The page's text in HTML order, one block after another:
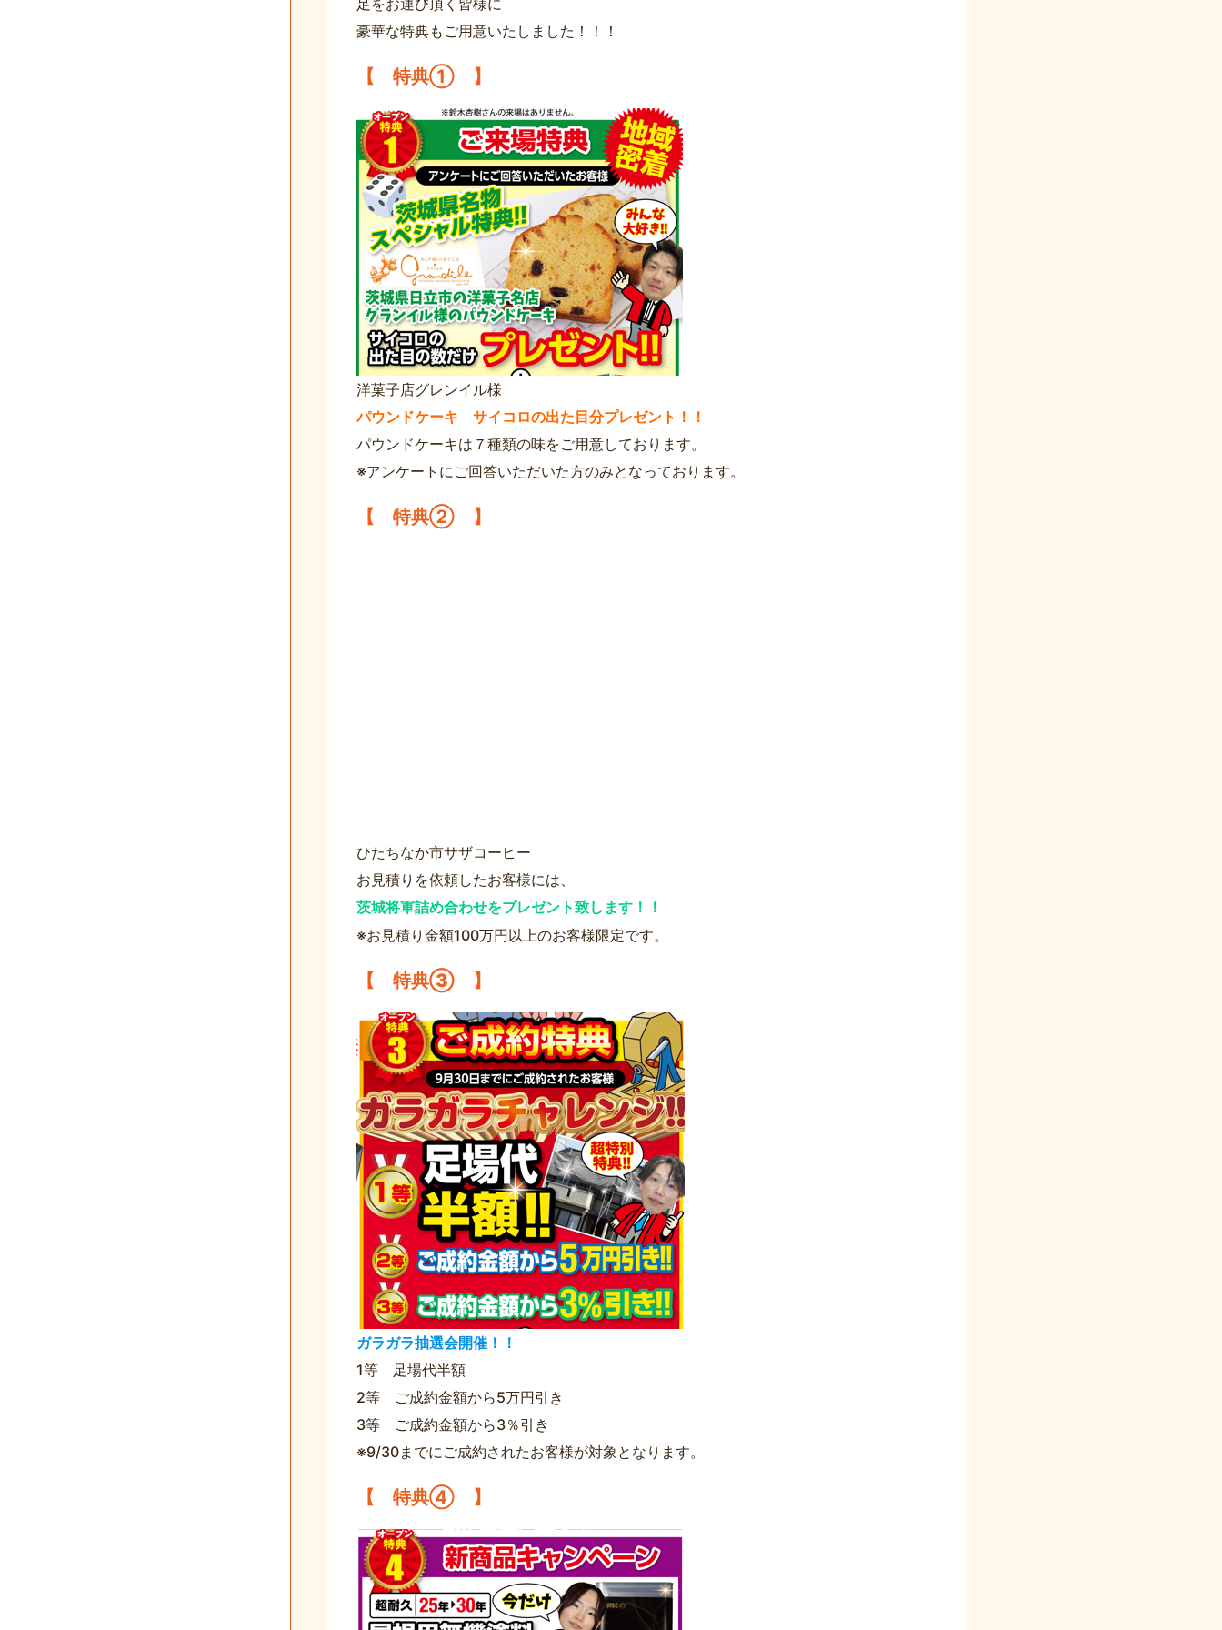
足をお運び頂く皆様に
豪華な特典もご用意いたしました！！！
【 特典① 】
洋菓子店グレンイル様
パウンドケーキ サイコロの出た目分プレゼント！！
パウンドケーキは７種類の味をご用意しております。
※アンケートにご回答いただいた方のみとなっております。
【 特典② 】
ひたちなか市サザコーヒー
お見積りを依頼したお客様には、
茨城将軍詰め合わせをプレゼント致します！！
※お見積り金額100万円以上のお客様限定です。
【 特典③ 】
ガラガラ抽選会開催！！
1等 足場代半額
2等 ご成約金額から5万円引き
3等 ご成約金額から3％引き
※9/30までにご成約されたお客様が対象となります。
【 特典④ 】